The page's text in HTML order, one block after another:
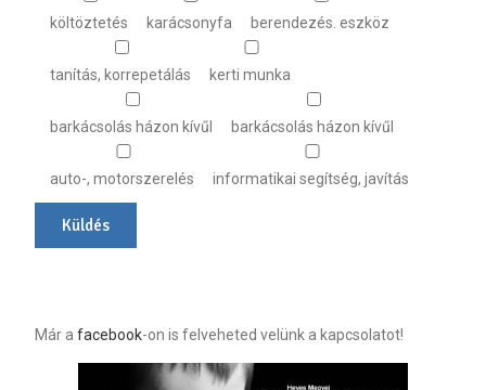
költöztetés karácsonyfa berendezés. eszköz
tanítás, korrepetálás kerti munka
barkácsolás házon kívűl barkácsolás házon kívűl
auto-, motorszerelés informatikai segítség, javítás
Már a facebook-on is felveheted velünk a kapcsolatot!